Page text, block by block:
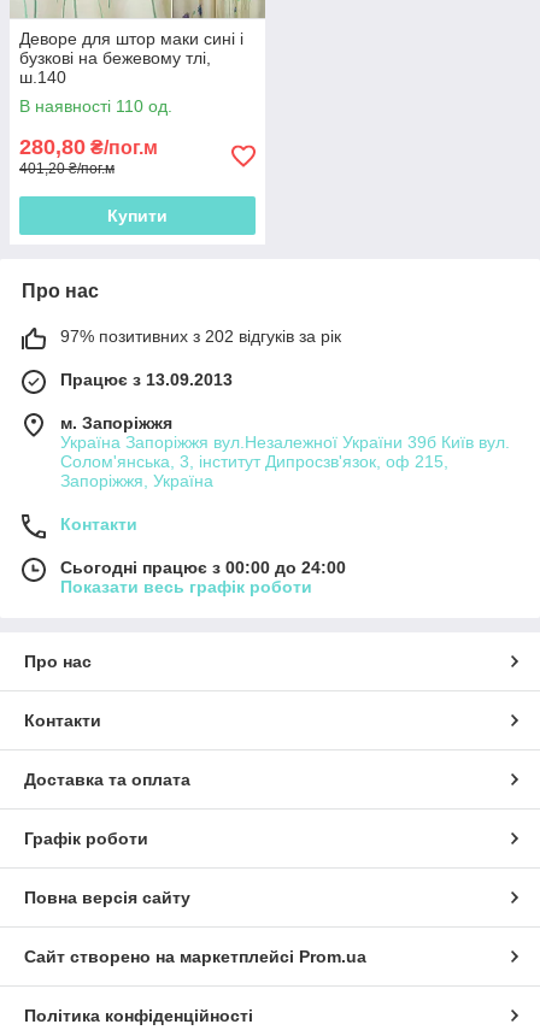
Деворе для штор маки сині і
бузкові на бежевому тлі,
ш.140
В наявності 110 од.
280,80 ₴/пог.м
401,20 ₴/пог.м
Купити
Про нас
97% позитивних з 202 відгуків за рік
Працює з 13.09.2013
м. Запоріжжя
Україна Запоріжжя вул.Незалежної України 39б Київ вул.
Солом'янська, 3, інститут Дипросзв'язок, оф 215,
Запоріжжя, Україна
Контакти
Сьогодні працює з 00:00 до 24:00
Показати весь графік роботи
Про нас
Контакти
Доставка та оплата
Графік роботи
Повна версія сайту
Сайт створено на маркетплейсі Prom.ua
Політика конфіденційності